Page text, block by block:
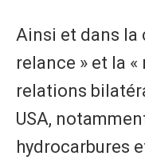
Ainsi et dans la
relance » et la
relations
USA,
hydrocarbures